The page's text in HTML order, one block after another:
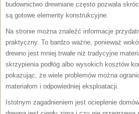
budownictwo drewniane często pozwala
są gotowe elementy konstrukcyjne.
Na stronie można znaleźć informacje
praktyczny. To bardzo ważne, ponieważ
drewno jest mniej trwałe niż tradycyjne
skrzypienia podłóg albo wysokich kosztów
pokazując, że wiele problemów można
materiałom i odpowiedniej eksploatacji.
Istotnym zagadnieniem jest ocieplenie